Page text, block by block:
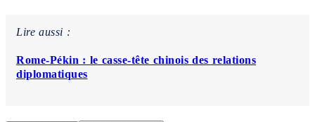
Lire aussi :
Rome-Pékin : le casse-tête chinois des relations
diplomatiques